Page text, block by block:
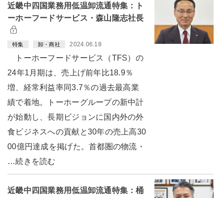
近畿中四国業務用低温卸流通特集：ト
ーホーフードサービス・森山隆志社長
特集 卸・商社 2024.06.18
トーホーフードサービス（TFS）の
24年1月期は、売上げ前年比18.9％
増、経常利益率同3.7％の過去最高業
績で着地。トーホーグループの新中計
が始動し、長期ビジョンに国内外の外
食ビジネスへの貢献と30年の売上高30
00億円達成を掲げた。首都圏の物流・
…続きを読む
近畿中四国業務用低温卸流通特集：桶